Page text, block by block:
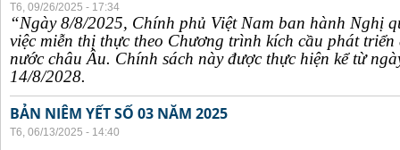
T6, 09/26/2025 - 17:34
“Ngày 8/8/2025, Chính phủ Việt Nam ban hành Nghị
việc miễn thị thực theo Chương trình kích cầu phát
nước châu Âu. Chính sách này được thực hiện kể từ
14/8/2028.
BẢN NIÊM YẾT SỐ 03 NĂM 2025
T6, 06/13/2025 - 14:40